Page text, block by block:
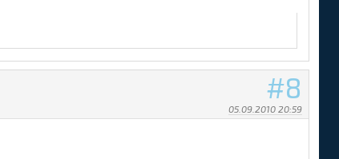
8
05.09.2010 20:59